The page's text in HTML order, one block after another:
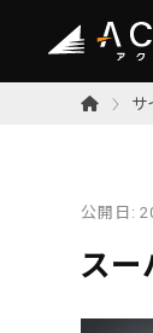
サ
公開日:
スー